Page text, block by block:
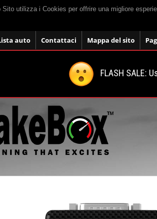
Sito utilizza i Cookies per offrire una migliore
auto Contattaci Mappa del sito
FLASH SALE: